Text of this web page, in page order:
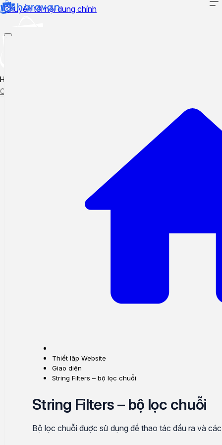
Chuyển tới nội dung chính
Hướng dẫn sử dụng
Cập nhật tính năng mới
Thiết lập Website
Giao diện
String Filters – bộ lọc chuỗi
String Filters – bộ lọc chuỗi
Bộ lọc chuỗi được sử dụng để thao tác đầu ra và